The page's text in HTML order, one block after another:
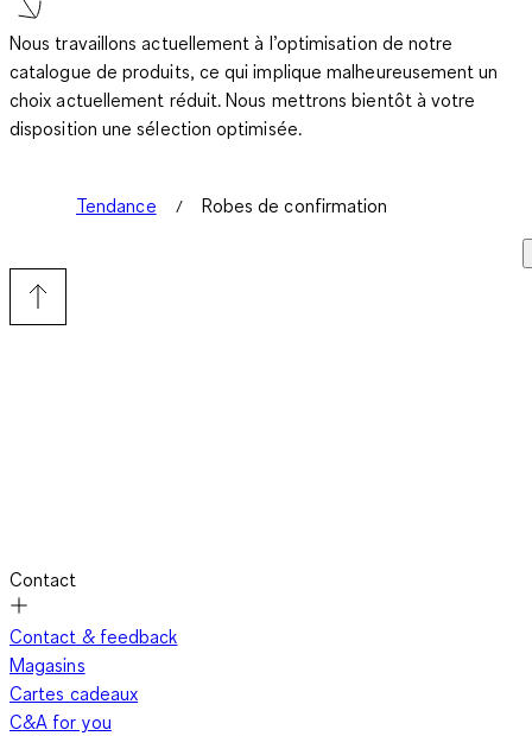
Nous travaillons actuellement à l’optimisation de notre
catalogue de produits, ce qui implique malheureusement un
choix actuellement réduit. Nous mettrons bientôt à votre
disposition une sélection optimisée.
Tendance Robes de confirmation
Contact
Contact & feedback
Magasins
Cartes cadeaux
C&A for you